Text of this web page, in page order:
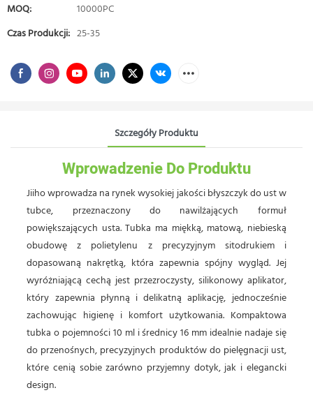
MOQ:
10000PC
Czas Produkcji: 25-35
Szczegóły Produktu
Wprowadzenie Do Produktu
Jiiho wprowadza na rynek wysokiej jakości błyszczyk do ust w
tubce, przeznaczony do nawilżających formuł
powiększających usta. Tubka ma miękką, matową, niebieską
obudowę z polietylenu z precyzyjnym sitodrukiem i
dopasowaną nakrętką, która zapewnia spójny wygląd. Jej
wyróżniającą cechą jest przezroczysty, silikonowy aplikator,
który zapewnia płynną i delikatną aplikację, jednocześnie
zachowując higienę i komfort użytkowania. Kompaktowa
tubka o pojemności 10 ml i średnicy 16 mm idealnie nadaje się
do przenośnych, precyzyjnych produktów do pielęgnacji ust,
które cenią sobie zarówno przyjemny dotyk, jak i elegancki
design.